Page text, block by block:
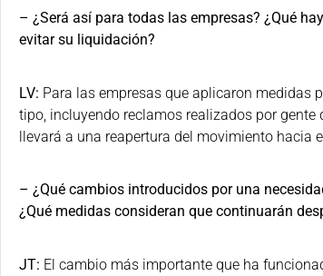
– ¿Será así para todas las empresas? ¿Qué
evitar su liquidación?
LV: Para las empresas que aplicaron medidas
tipo, incluyendo reclamos realizados por
llevará a una reapertura del movimiento hacia
– ¿Qué cambios introducidos por una
¿Qué medidas consideran que continuarán
JT: El cambio más importante que ha